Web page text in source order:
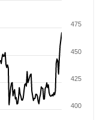
400
425
450
475